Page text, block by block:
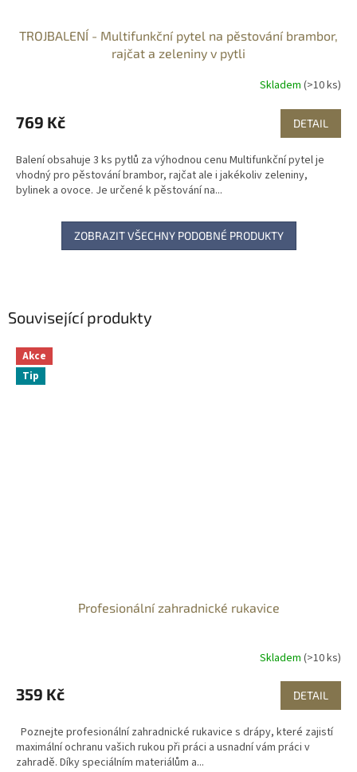
Související produkty
Akce
Tip
Profesionální zahradnické rukavice
Skladem (>10 ks)
359 Kč DETAIL
Poznejte profesionální zahradnické rukavice s drápy, které zajistí
maximální ochranu vašich rukou při práci a usnadní vám práci v
zahradě. Díky speciálním materiálům a...
TROJBALENÍ - Multifunkční pytel na pěstování brambor,
rajčat a zeleniny v pytli
Skladem (>10 ks)
769 Kč DETAIL
Balení obsahuje 3 ks pytlů za výhodnou cenu Multifunkční pytel je
vhodný pro pěstování brambor, rajčat ale i jakékoliv zeleniny,
bylinek a ovoce. Je určené k pěstování na...
ZOBRAZIT VŠECHNY PODOBNÉ PRODUKTY